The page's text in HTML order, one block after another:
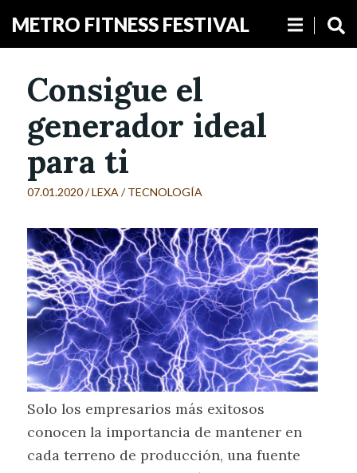
METRO FITNESS FESTIVAL
Consigue el
generador ideal
para ti
07.01.2020 /LEXA /TECNOLOGÍA
Solo los empresarios más exitosos
conocen la importancia de mantener en
cada terreno de producción, una fuente